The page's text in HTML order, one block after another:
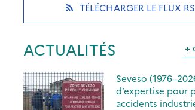
TÉLÉCHARGER LE FLUX
ACTUALITÉS
Seveso
d’expertise pour
accidents
+